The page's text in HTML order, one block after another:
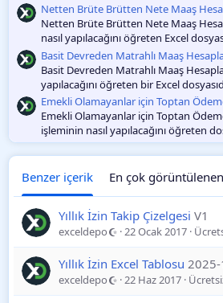
Netten Brüte Brütten Nete Maaş
Netten Brüte Brütten Nete Maaş
nasıl yapılacağını öğreten Excel
Basit Devreden Matrahlı Maaş
Basit Devreden Matrahlı Maaş
yapılacağını öğreten bir Excel
Emekli Olamayanlar için Toptan
Emekli Olamayanlar için Toptan
işleminin nasıl yapılacağını öğreten
Benzer içerik En çok görüntülenen
Yıllık İzin Takip Çizelgesi V1
exceldepo 22 Ocak 2017
Yıllık İzin Excel Tablosu
exceldepo 22 Haz 2017